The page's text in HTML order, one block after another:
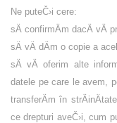
Ne puteČ›i cere:
sÄ confirmÄm dacÄ
sÄ vÄ dÄm o copie a
sÄ vÄ oferim alte
datele pe care le avem,
transferÄm în
ce drepturi aveČ›i, cum